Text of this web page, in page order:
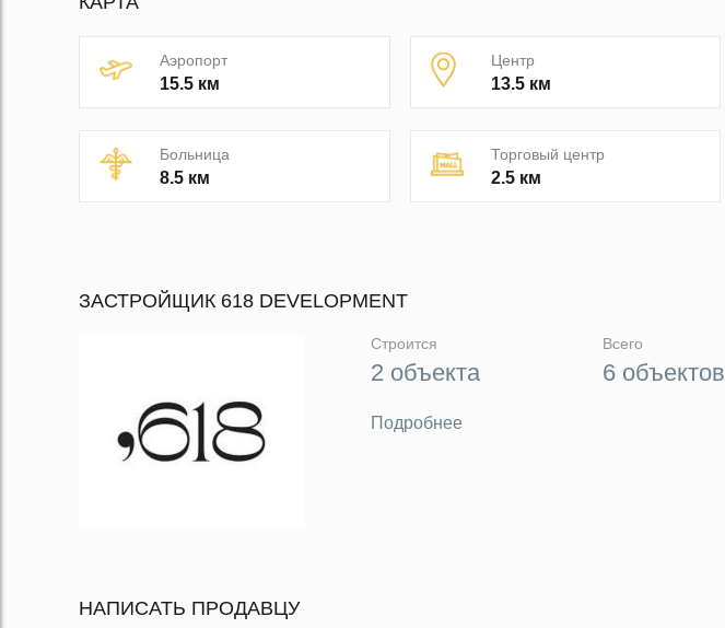
Аэропорт
15.5 км
Центр
13.5 км
Больница
8.5 км
Торговый центр
2.5 км
ЗАСТРОЙЩИК 618 DEVELOPMENT
Строится
2 объекта
Всего
6 объектов
Подробнее
НАПИСАТЬ ПРОДАВЦУ